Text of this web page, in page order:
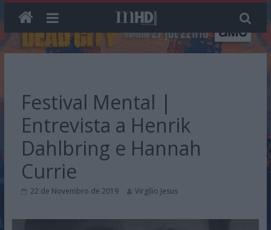
Festival Mental |
Entrevista a Henrik
Dahlbring e Hannah
Currie
22 de Novembro de 2019 Virgílio Jesus